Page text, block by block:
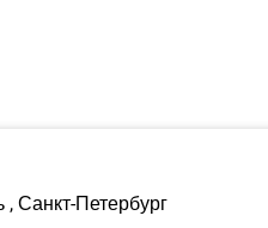
, Санкт-Петербург